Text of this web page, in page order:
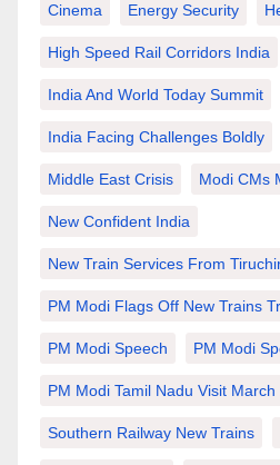
Cinema Energy Security
High Speed Rail Corridors India
India And World Today Summit
India Facing Challenges Boldly
Middle East Crisis Modi CMs
New Confident India
New Train Services From
PM Modi Flags Off New Trains
PM Modi Speech PM Modi
PM Modi Tamil Nadu Visit March
Southern Railway New Trains